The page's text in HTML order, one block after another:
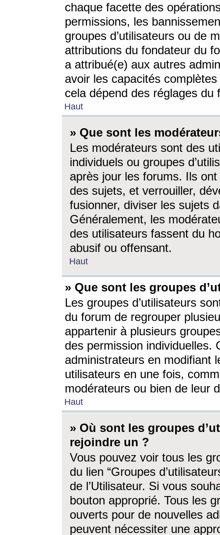
chaque facette des
permissions, les
groupes d’utilisateurs ou de
attributions du fondateur du
a attribué(e) aux autres
avoir les capacités
cela dépend des réglages du
Haut
» Que sont les
Les modérateurs sont des
individuels ou groupes
après jour les forums. Ils ont
des sujets, et verrouiller,
fusionner, diviser les sujets
Généralement, les
des utilisateurs fassent du
abusif ou offensant.
Haut
» Que sont les groupes
Les groupes d’utilisateurs
du forum de regrouper
appartenir à plusieurs
des permission individuelles.
administrateurs en modifiant
utilisateurs en une fois,
modérateurs ou bien de leur
Haut
» Où sont les groupes
rejoindre un ?
Vous pouvez voir tous les
du lien “Groupes
de l’Utilisateur. Si vous
bouton approprié. Tous les
ouverts pour de nouvelles
peuvent nécessiter une